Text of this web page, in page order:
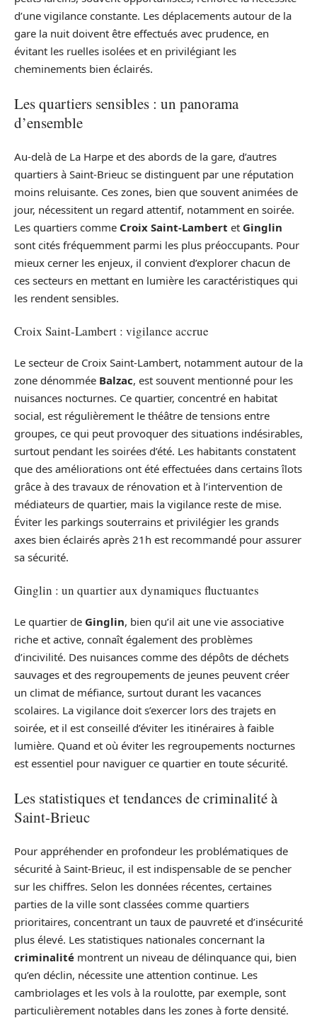
d’une vigilance constante. Les déplacements autour de la
gare la nuit doivent être effectués avec prudence, en
évitant les ruelles isolées et en privilégiant les
cheminements bien éclairés.
Les quartiers sensibles : un panorama
d’ensemble
Au-delà de La Harpe et des abords de la gare, d’autres
quartiers à Saint-Brieuc se distinguent par une réputation
moins reluisante. Ces zones, bien que souvent animées de
jour, nécessitent un regard attentif, notamment en soirée.
Les quartiers comme Croix Saint-Lambert et Ginglin
sont cités fréquemment parmi les plus préoccupants. Pour
mieux cerner les enjeux, il convient d’explorer chacun de
ces secteurs en mettant en lumière les caractéristiques qui
les rendent sensibles.
Croix Saint-Lambert : vigilance accrue
Le secteur de Croix Saint-Lambert, notamment autour de la
zone dénommée Balzac, est souvent mentionné pour les
nuisances nocturnes. Ce quartier, concentré en habitat
social, est régulièrement le théâtre de tensions entre
groupes, ce qui peut provoquer des situations indésirables,
surtout pendant les soirées d’été. Les habitants constatent
que des améliorations ont été effectuées dans certains îlots
grâce à des travaux de rénovation et à l’intervention de
médiateurs de quartier, mais la vigilance reste de mise.
Éviter les parkings souterrains et privilégier les grands
axes bien éclairés après 21h est recommandé pour assurer
sa sécurité.
Ginglin : un quartier aux dynamiques fluctuantes
Le quartier de Ginglin, bien qu’il ait une vie associative
riche et active, connaît également des problèmes
d’incivilité. Des nuisances comme des dépôts de déchets
sauvages et des regroupements de jeunes peuvent créer
un climat de méfiance, surtout durant les vacances
scolaires. La vigilance doit s’exercer lors des trajets en
soirée, et il est conseillé d’éviter les itinéraires à faible
lumière. Quand et où éviter les regroupements nocturnes
est essentiel pour naviguer ce quartier en toute sécurité.
Les statistiques et tendances de criminalité à
Saint-Brieuc
Pour appréhender en profondeur les problématiques de
sécurité à Saint-Brieuc, il est indispensable de se pencher
sur les chiffres. Selon les données récentes, certaines
parties de la ville sont classées comme quartiers
prioritaires, concentrant un taux de pauvreté et d’insécurité
plus élevé. Les statistiques nationales concernant la
criminalité montrent un niveau de délinquance qui, bien
qu’en déclin, nécessite une attention continue. Les
cambriolages et les vols à la roulotte, par exemple, sont
particulièrement notables dans les zones à forte densité.